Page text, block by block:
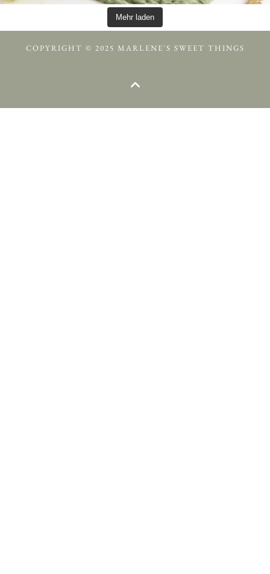
Mehr laden
COPYRIGHT © 2025 MARLENE'S SWEET THINGS